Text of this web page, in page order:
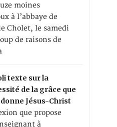
moines
à l’abbaye de
Cholet, le samedi
de raisons de
texte sur la
de la grâce que
Jésus-Christ
que propose
à